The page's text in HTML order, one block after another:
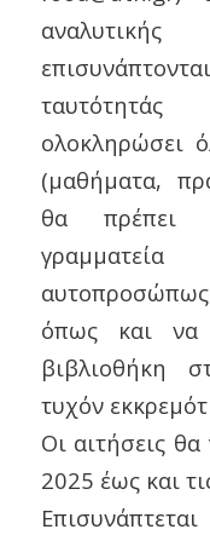
ολοκληρώσει
(μαθήματα,
θα πρέπει
όπως και να
βιβλιοθήκη
τυχόν
Οι αιτήσεις
2025 έως και